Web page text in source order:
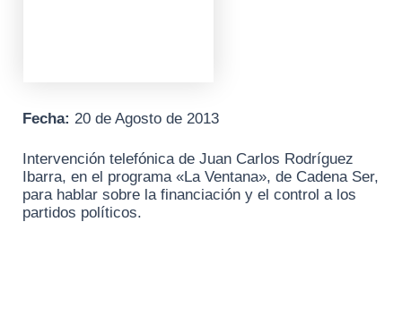
Fecha: 20 de Agosto de 2013
Intervención telefónica de Juan Carlos Rodríguez
Ibarra, en el programa «La Ventana», de Cadena Ser,
para hablar sobre la financiación y el control a los
partidos políticos.